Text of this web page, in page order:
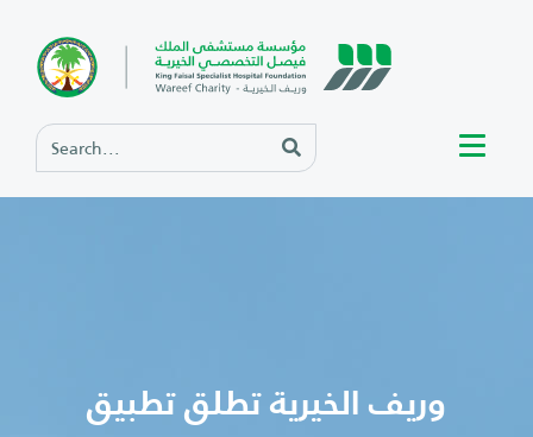
وريف الخيرية تطلق تطبيق